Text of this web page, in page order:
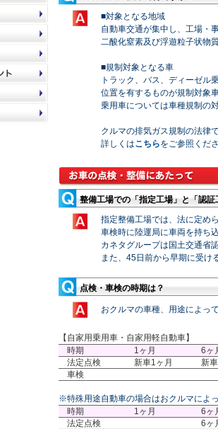
■対象となる地域
自動車交通が集中し、工場・
二酸化窒素及び浮遊粒子状物
■規制対象となる車
トラック、バス、ディーゼル
位置を有するものが規制対象
乗用車については車種規制の
クルマの排気ガス規制の法律
詳しくはこちらをご参照くだ
整備工場での「指定工場」と「認
指定整備工場では、法に定め
車検時に陸運局に車両を持ち
カネタグループは国土交通省
また、45日前から早期に受け
点検・車検の時期は？
おクルマの車種、用途によっ
【自家用乗用車・自家用軽自動車】
時期
1ヶ月
6ヶ
法定点検
新車1ヶ月
新車
車検
※特殊用途自動車の場合はおクルマによ
時期
1ヶ月
6ヶ
法定点検
6ヶ